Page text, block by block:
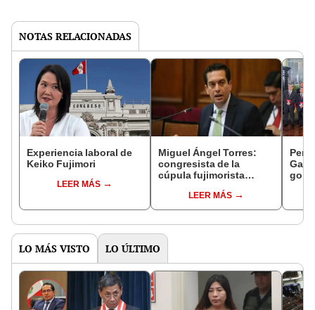
NOTAS RELACIONADAS
Experiencia laboral de
Keiko Fujimori
LEER MÁS
Miguel Ángel Torres:
congresista de la
cúpula fujimorista
del SenadoLEER MÁS
LO MÁS VISTO LO ÚLTIMO